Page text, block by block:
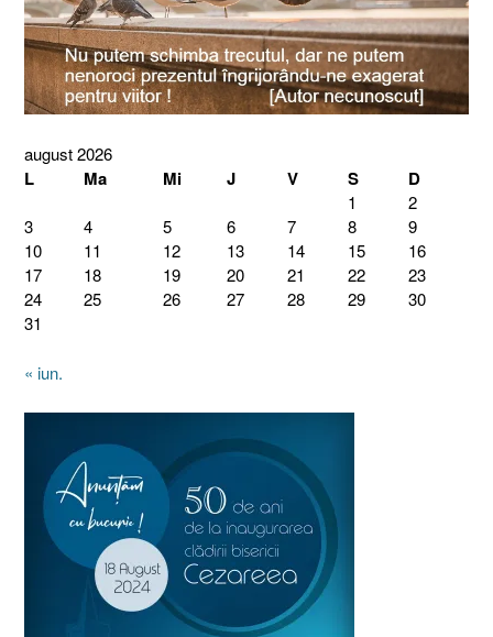
august 2026
L Ma Mi J V S D
1
2
3
4 5 6 7 8
9
10
11 12 13 14 15
16
17
18 19 20 21 22
23
24
25 26 27 28 29
30
31
« iun.